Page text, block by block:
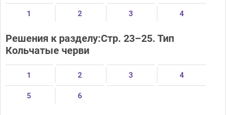
1 2 3 4
Решения к разделу:Стр. 23–25. Тип
Кольчатые черви
1 2 3 4
5 6